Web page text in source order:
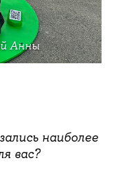
Анны
наиболее
вас?